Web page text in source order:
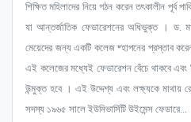
শিক্ষিত মহিলাদের নিয়ে গঠন করেন তৎকালীন পূর্ব
যা আন্তর্জাতিক ফেডারেশনের অধিভুক্ত । ড.
মেয়েদের জন্য একটি কলেজ ষ্হাপনের প্রস্তাব
এই কলেজের মধ্যেই ফেডারেশন বেঁচে থাকবে এবং
উন্মুক্ত হবে । এই উদ্দেশ্য এবং লক্ষ্যকে মাথায়
সদস্য ১৯৬৫ সালে ইউনিভার্সিটি উইমেন্স ফেডারে...